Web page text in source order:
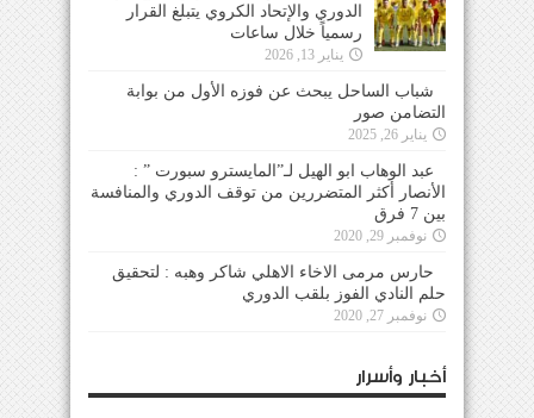
الدوري والإتحاد الكروي يتبلغ القرار
رسمياً خلال ساعات
يناير 13, 2026
شباب الساحل يبحث عن فوزه الأول من بوابة
التضامن صور
يناير 26, 2025
عبد الوهاب ابو الهيل لـ”المايسترو سبورت ” :
الأنصار أكثر المتضررين من توقف الدوري والمنافسة
بين 7 فرق
نوفمبر 29, 2020
حارس مرمى الاخاء الاهلي شاكر وهبه : لتحقيق
حلم النادي الفوز بلقب الدوري
نوفمبر 27, 2020
أخبار وأسرار